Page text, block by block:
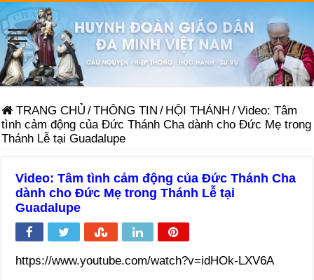
TRANG CHỦ /THÔNG TIN / HỘI THÁNH /Video: Tâm
tình cảm động của Đức Thánh Cha dành cho Đức Mẹ trong
Thánh Lễ tại Guadalupe
Video: Tâm tình cảm động của Đức Thánh Cha
dành cho Đức Mẹ trong Thánh Lễ tại
Guadalupe
https://www.youtube.com/watch?v=idHOk-LXV6A